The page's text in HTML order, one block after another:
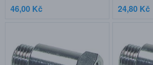
46,00 Kč 24,80 Kč